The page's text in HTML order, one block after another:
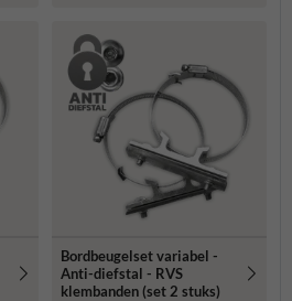
Bordbeugelset variabel -
Anti-diefstal - RVS
klembanden (set 2 stuks)